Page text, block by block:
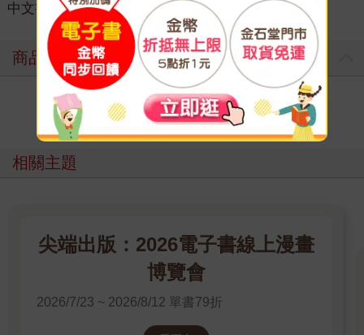
中文書 ＞ 漫畫 ＞ 日系戀愛 ＞ 性感成人向
商品評價
寫評價
相關主題
尖端出版：2026電子書線上漫畫
博覽會
2026/7/23 ~ 2026/8/12 單書79折